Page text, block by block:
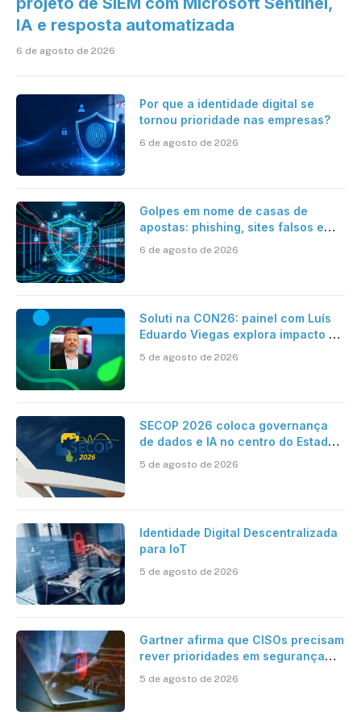
IA e resposta automatizada
6 de agosto de 2026
Por que a identidade digital se
tornou prioridade nas empresas?
6 de agosto de 2026
Golpes em nome de casas de
apostas: phishing, sites falsos e
6 de agosto de 2026
Soluti na CON26: painel com Luís
Eduardo Viegas explora impacto de
Contabilidade
5 de agosto de 2026
SECOP 2026 coloca governança
de dados e IA no centro do Estado
5 de agosto de 2026
Identidade Digital Descentralizada
para IoT
5 de agosto de 2026
Gartner afirma que CISOs precisam
rever prioridades em segurança
desafios impostos pela Inteligência
5 de agosto de 2026